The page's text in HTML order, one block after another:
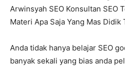
Arwinsyah SEO Konsultan SEO
Materi Apa Saja Yang Mas Didik
Anda tidak hanya belajar SEO
banyak sekali yang bias anda